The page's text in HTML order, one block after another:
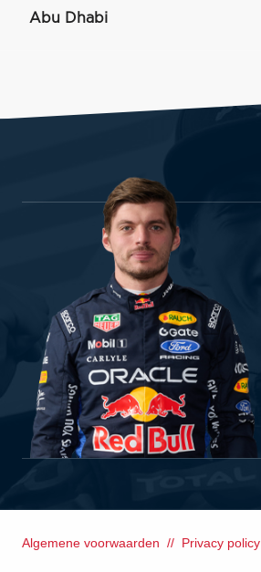
Abu Dhabi
Algemene voorwaarden Privacy policy